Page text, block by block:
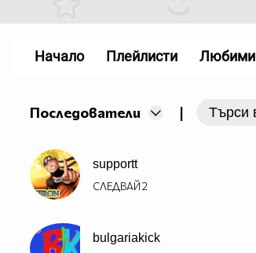
Последователи |
supportt
СЛЕДВАЙ2
bulgariakick
Начало Плейлисти Любими